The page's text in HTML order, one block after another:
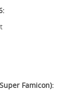
Famicon):